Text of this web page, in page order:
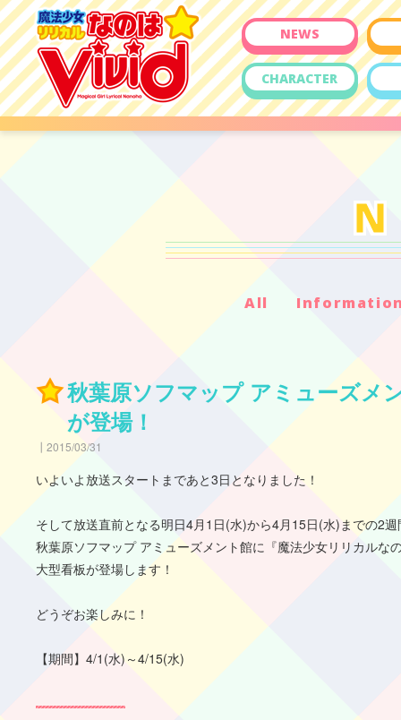
NEWS
CHARACTER
All
秋葉原ソフマップ アミューズメ
が登場！
2015/03/31
いよいよ放送スタートまであと3日となりました！
そして放送直前となる明日4月1日(水)から4月15日(水)までの2週
秋葉原ソフマップ アミューズメント館に『魔法少女リリカルな
大型看板が登場します！
どうぞお楽しみに！
【期間】4/1(水)～4/15(水)